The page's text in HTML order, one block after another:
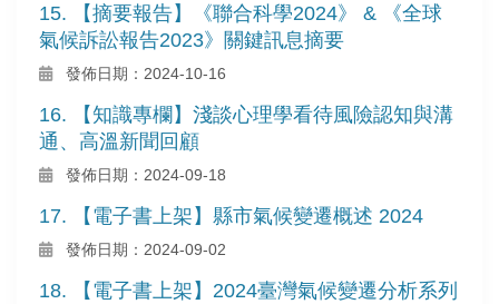
15. 【摘要報告】《聯合科學2024》 & 《全球
氣候訴訟報告2023》關鍵訊息摘要
發佈日期：2024-10-16
16. 【知識專欄】淺談心理學看待風險認知與溝
通、高溫新聞回顧
發佈日期：2024-09-18
17. 【電子書上架】縣市氣候變遷概述 2024
發佈日期：2024-09-02
18. 【電子書上架】2024臺灣氣候變遷分析系列